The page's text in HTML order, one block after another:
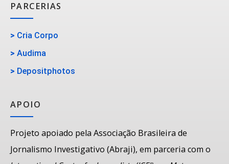
PARCERIAS
> Cria Corpo
> Audima
> Depositphotos
APOIO
Projeto apoiado pela Associação Brasileira de
Jornalismo Investigativo (Abraji), em parceria com o